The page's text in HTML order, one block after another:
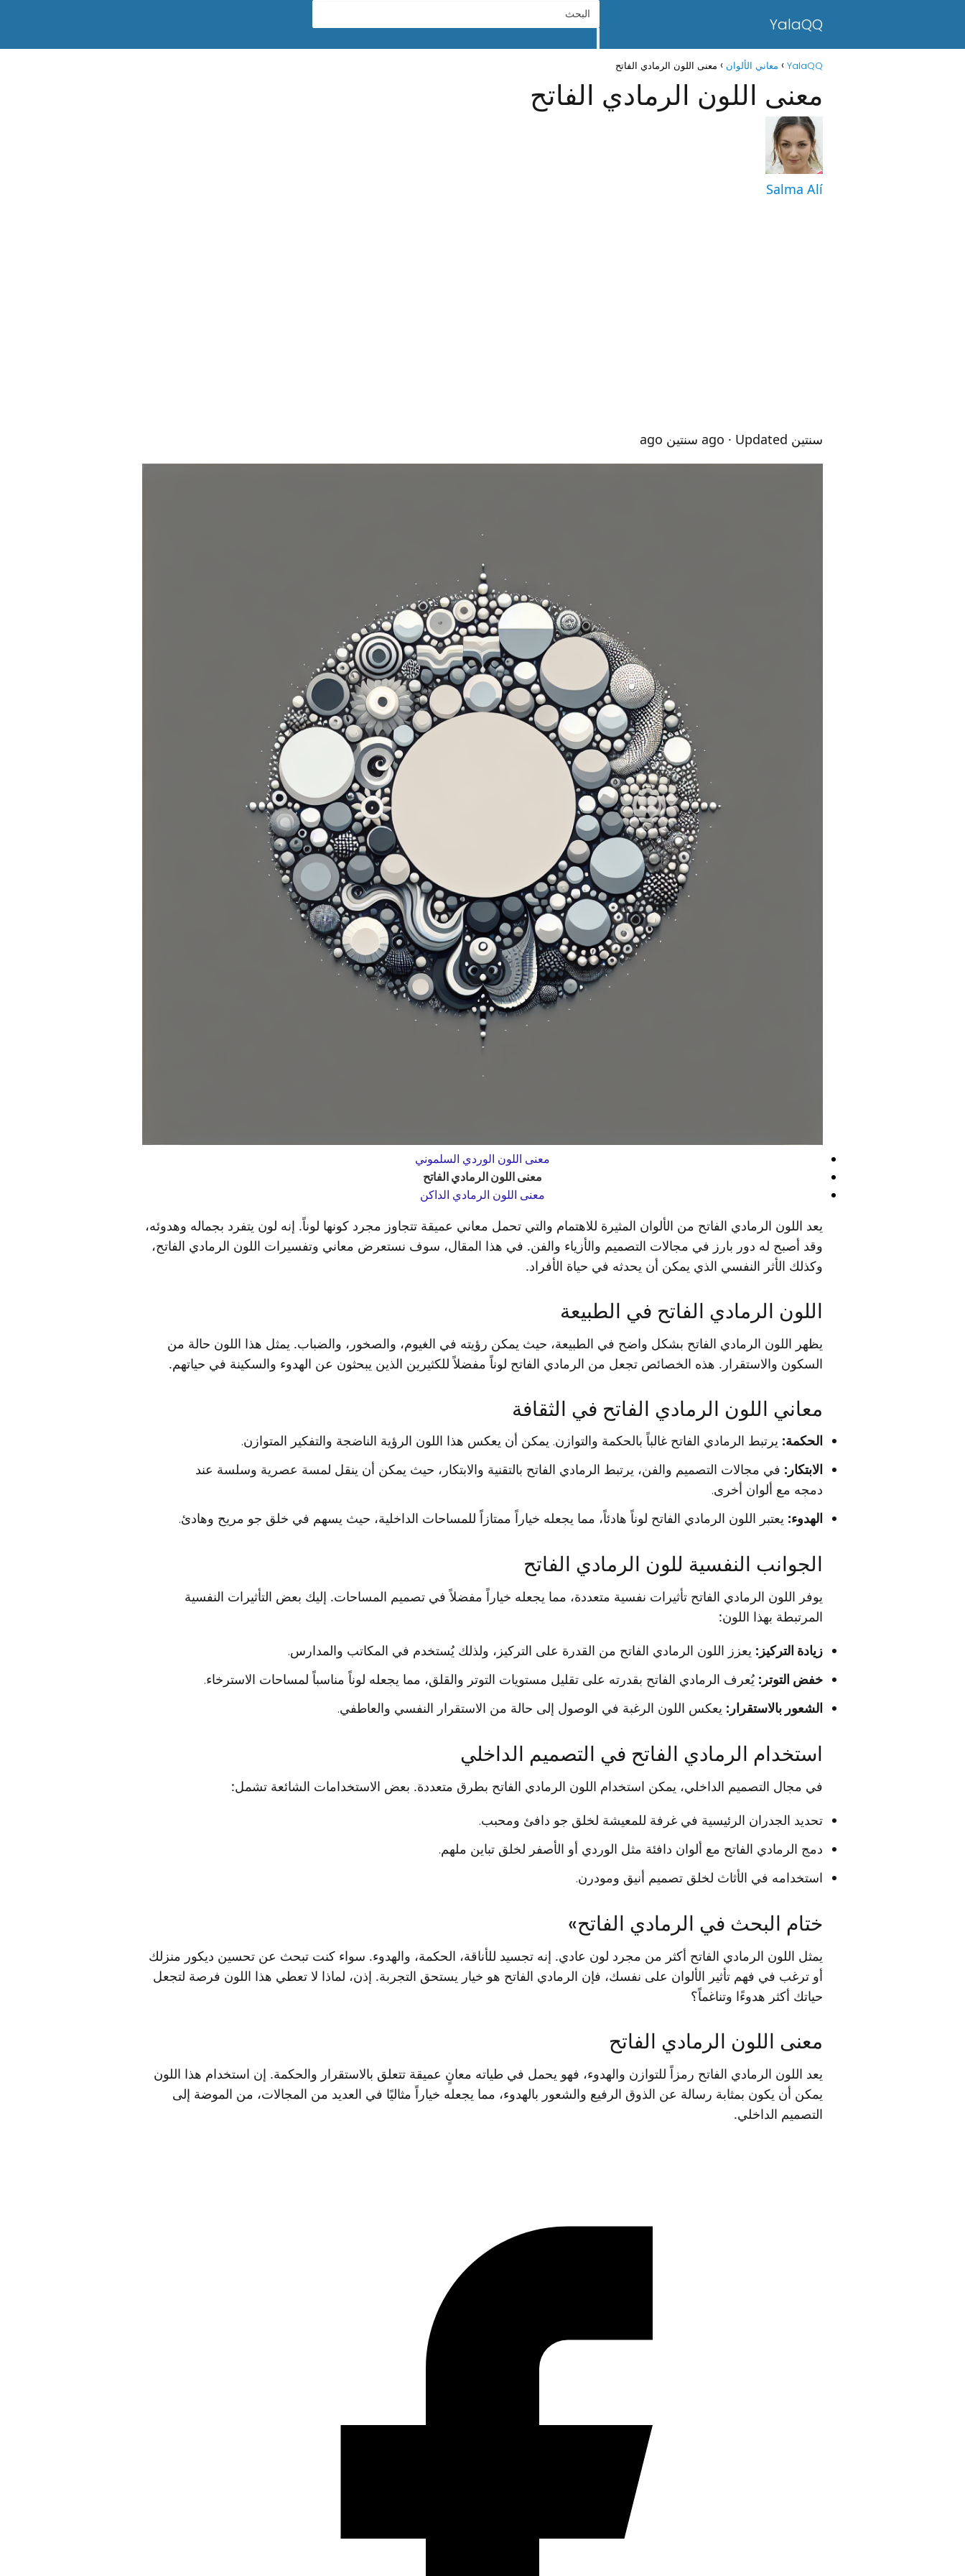
YalaQQ
YalaQQ معاني الألوان معنى اللون الرمادي الفاتح
معنى اللون الرمادي الفاتح
Salma Alí
سنتين ago · Updated سنتين ago
معنى اللون الوردي السلموني
معنى اللون الرمادي الفاتح
معنى اللون الرمادي الداكن
يعد اللون الرمادي الفاتح من الألوان المثيرة للاهتمام والتي تحمل معاني عميقة تتجاوز مجرد كونها لوناً. إنه لون يتفرد بجماله وهدوئه،
وقد أصبح له دور بارز في مجالات التصميم والأزياء والفن. في هذا المقال، سوف نستعرض معاني وتفسيرات اللون الرمادي الفاتح،
وكذلك الأثر النفسي الذي يمكن أن يحدثه في حياة الأفراد.
اللون الرمادي الفاتح في الطبيعة
يظهر اللون الرمادي الفاتح بشكل واضح في الطبيعة، حيث يمكن رؤيته في الغيوم، والصخور، والضباب. يمثل هذا اللون حالة من
السكون والاستقرار. هذه الخصائص تجعل من الرمادي الفاتح لوناً مفضلاً للكثيرين الذين يبحثون عن الهدوء والسكينة في حياتهم.
معاني اللون الرمادي الفاتح في الثقافة
الحكمة: يرتبط الرمادي الفاتح غالباً بالحكمة والتوازن. يمكن أن يعكس هذا اللون الرؤية الناضجة والتفكير المتوازن.
الابتكار: في مجالات التصميم والفن، يرتبط الرمادي الفاتح بالتقنية والابتكار، حيث يمكن أن ينقل لمسة عصرية وسلسة عند
دمجه مع ألوان أخرى.
الهدوء: يعتبر اللون الرمادي الفاتح لوناً هادئاً، مما يجعله خياراً ممتازاً للمساحات الداخلية، حيث يسهم في خلق جو مريح وهادئ.
الجوانب النفسية للون الرمادي الفاتح
يوفر اللون الرمادي الفاتح تأثيرات نفسية متعددة، مما يجعله خياراً مفضلاً في تصميم المساحات. إليك بعض التأثيرات النفسية
المرتبطة بهذا اللون:
زيادة التركيز: يعزز اللون الرمادي الفاتح من القدرة على التركيز، ولذلك يُستخدم في المكاتب والمدارس.
خفض التوتر: يُعرف الرمادي الفاتح بقدرته على تقليل مستويات التوتر والقلق، مما يجعله لوناً مناسباً لمساحات الاسترخاء.
الشعور بالاستقرار: يعكس اللون الرغبة في الوصول إلى حالة من الاستقرار النفسي والعاطفي.
استخدام الرمادي الفاتح في التصميم الداخلي
في مجال التصميم الداخلي، يمكن استخدام اللون الرمادي الفاتح بطرق متعددة. بعض الاستخدامات الشائعة تشمل:
تحديد الجدران الرئيسية في غرفة للمعيشة لخلق جو دافئ ومحبب.
دمج الرمادي الفاتح مع ألوان دافئة مثل الوردي أو الأصفر لخلق تباين ملهم.
استخدامه في الأثاث لخلق تصميم أنيق ومودرن.
ختام البحث في الرمادي الفاتح»
يمثل اللون الرمادي الفاتح أكثر من مجرد لون عادي. إنه تجسيد للأناقة، الحكمة، والهدوء. سواء كنت تبحث عن تحسين ديكور منزلك
أو ترغب في فهم تأثير الألوان على نفسك، فإن الرمادي الفاتح هو خيار يستحق التجربة. إذن، لماذا لا تعطي هذا اللون فرصة لتجعل
حياتك أكثر هدوءًا وتناغماً؟
معنى اللون الرمادي الفاتح
يعد اللون الرمادي الفاتح رمزاً للتوازن والهدوء، فهو يحمل في طياته معانٍ عميقة تتعلق بالاستقرار والحكمة. إن استخدام هذا اللون
يمكن أن يكون بمثابة رسالة عن الذوق الرفيع والشعور بالهدوء، مما يجعله خياراً مثاليًا في العديد من المجالات، من الموضة إلى
التصميم الداخلي.